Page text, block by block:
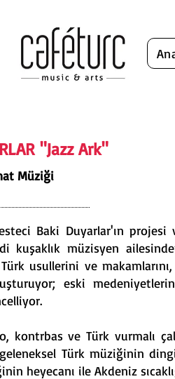
"Jazz Ark"
Müziği
Baki Duyarlar'ın projesi
kuşaklık müzisyen
Türk usullerini ve
eski
kontrbas ve Türk vurmalı
geleneksel Türk müziğinin
heyecanı ile Akdeniz